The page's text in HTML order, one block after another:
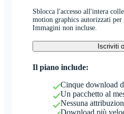
Sblocca l'accesso all'intera
motion graphics autorizzati per
Immagini non incluse.
Iscriviti
Il piano include:
Cinque download
Un pacchetto al
Nessuna
Download più